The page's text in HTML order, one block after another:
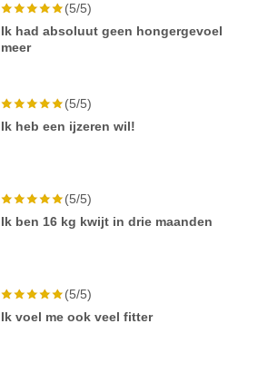
(5/5)
Ik had absoluut geen hongergevoel
meer
(5/5)
Ik heb een ijzeren wil!
(5/5)
Ik ben 16 kg kwijt in drie maanden
(5/5)
Ik voel me ook veel fitter